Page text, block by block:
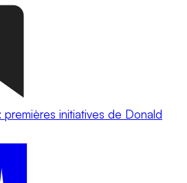
premières initiatives de Donald